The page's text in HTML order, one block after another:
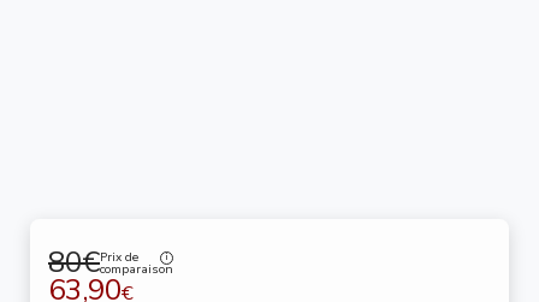
80€Prix de
comparaison
63,90€